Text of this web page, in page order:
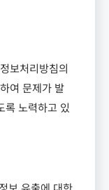
보처리방침의
여 문제가 발
록 노력하고 있